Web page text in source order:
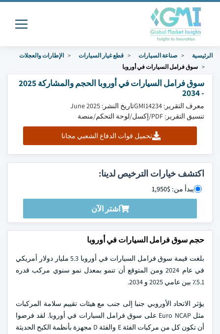
الرئيسية صناعة السيارات قطع غيار السيارات
الإطارات والعجلات
سوق فرامل السيارات في أوروبا
سوق فرامل السيارات في أوروبا الحجم والمشاركة 2025
- 2034
معرف التقرير: GMI14234
تاريخ النشر: June 2025
تنسيق التقرير: PDF/إكسل/لوحة التحكم/منصة
تحميل قوات الدفاع الشعبي مجانا
اكتشف خيارات الترخيص لدينا:
يبدأ من: $1,950
اشتر الآن
حجم سوق فرامل السيارات في أوروبا
بلغت قيمة سوق فرامل السيارات في أوروبا 5.3 مليار دولار أمريكي
في عام 2024 ومن المتوقع أن تنمو بمعدل نمو سنوي مركب قدره
5.1٪ بين عامي 2025 و 2034.
يؤثر الاتحاد الأوروبي جنبا إلى جنب مع هيئات تقييم سلامة المركبات
مثل Euro NCAP على سوق فرامل السيارات في أوروبا. لقد فرضوا
أن تكون كل من مركبات الفئة E والفئة D مجهزة بأنظمة الكبح الحديثة